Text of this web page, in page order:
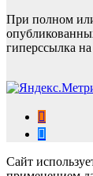
При полном
гиперссылка на
Сайт